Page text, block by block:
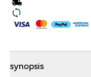
synopsis